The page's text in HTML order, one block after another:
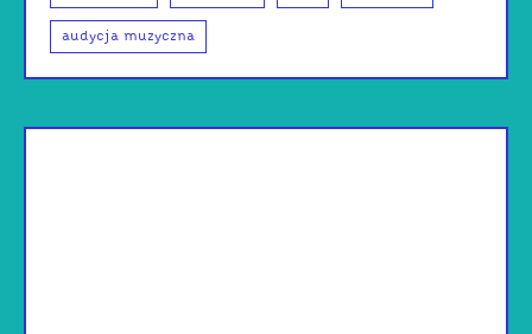
audycja muzyczna